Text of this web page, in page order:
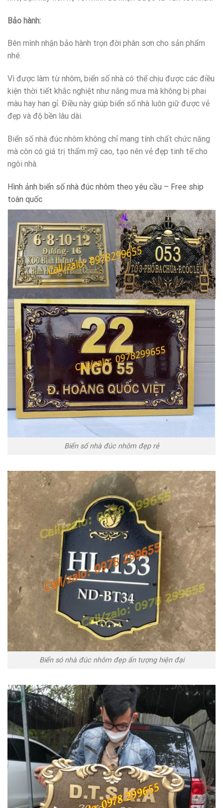
Bảo hành:
Bên mình nhận bảo hành trọn đời phân sơn cho sản phẩm
nhé.
Vì được làm từ nhôm, biển số nhà có thể chịu được các điều
kiện thời tiết khắc nghiệt như nắng mưa mà không bị phai
màu hay han gỉ. Điều này giúp biển số nhà luôn giữ được vẻ
đẹp và độ bền lâu dài.
Biển số nhà đúc nhôm không chỉ mang tính chất chức năng
mà còn có giá trị thẩm mỹ cao, tạo nên vẻ đẹp tinh tế cho
ngôi nhà.
Hình ảnh biển số nhà đúc nhôm theo yêu cầu – Free ship
toàn quốc
Biển số nhà đúc nhôm đẹp rẻ
Biển só nhà đúc nhôm đẹp ấn tượng hiện đại